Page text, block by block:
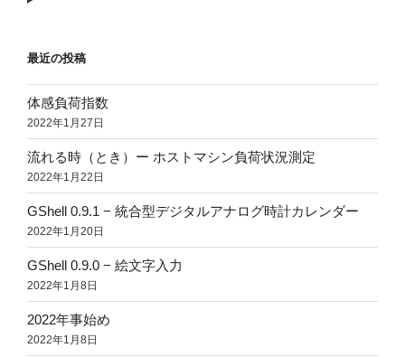
最近の投稿
体感負荷指数
2022年1月27日
流れる時（とき）ー ホストマシン負荷状況測定
2022年1月22日
GShell 0.9.1 − 統合型デジタルアナログ時計カレンダー
2022年1月20日
GShell 0.9.0 − 絵文字入力
2022年1月8日
2022年事始め
2022年1月8日